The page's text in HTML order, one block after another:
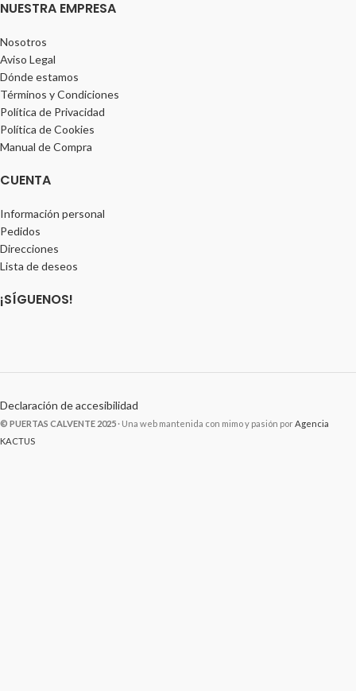
NUESTRA EMPRESA
Nosotros
Aviso Legal
Dónde estamos
Términos y Condiciones
Política de Privacidad
Política de Cookies
Manual de Compra
CUENTA
Información personal
Pedidos
Direcciones
Lista de deseos
¡SÍGUENOS!
Declaración de accesibilidad
© PUERTAS CALVENTE 2025 · Una web mantenida con mimo y pasión por Agencia
KACTUS